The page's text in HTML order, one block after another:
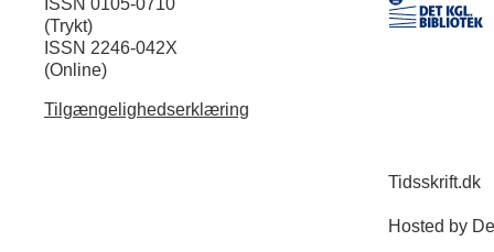
ISSN 0105-0710
(Trykt)
ISSN 2246-042X
(Online)
Tilgængelighedserklæring